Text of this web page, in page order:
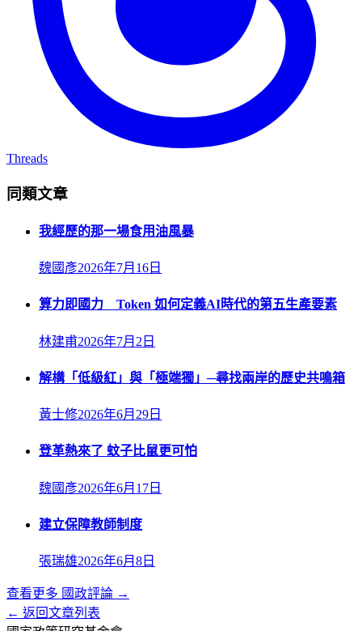
Threads
同類文章
我經歷的那一場食用油風暴
魏國彥2026年7月16日
算力即國力 Token 如何定義AI時代的第五生產要素
林建甫2026年7月2日
解構「低級紅」與「極端獨」─尋找兩岸的歷史共鳴箱
黃士修2026年6月29日
登革熱來了 蚊子比鼠更可怕
魏國彥2026年6月17日
建立保障教師制度
張瑞雄2026年6月8日
查看更多 國政評論 →
← 返回文章列表